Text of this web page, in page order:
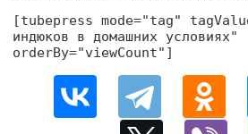
[tubepress mode="tag"
индюков в домашних условиях"
orderBy="viewCount"]